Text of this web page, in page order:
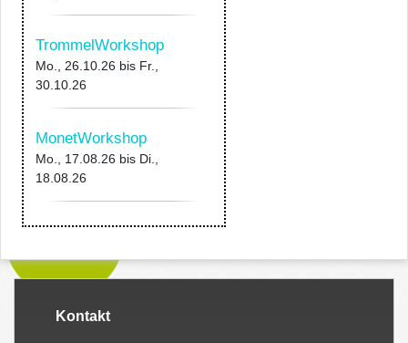
TrommelWorkshop
Mo., 26.10.26 bis Fr.,
30.10.26
MonetWorkshop
Mo., 17.08.26 bis Di.,
18.08.26
Kontakt